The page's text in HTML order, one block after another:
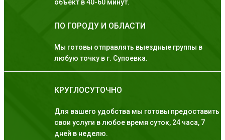
объект в 40-60 минут.
ПО ГОРОДУ И ОБЛАСТИ
Мы готовы отправлять выездные группы в
любую точку в г. Супоевка.
КРУГЛОСУТОЧНО
Для вашего удобства мы готовы предоставить
свои услуги в любое время суток, 24 часа, 7
дней в неделю.